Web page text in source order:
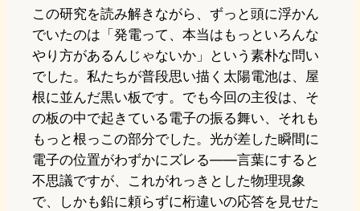
この研究を読み解きながら、ずっと頭に浮かん
でいたのは「発電って、本当はもっといろんな
やり方があるんじゃないか」という素朴な問い
でした。私たちが普段思い描く太陽電池は、屋
根に並んだ黒い板です。でも今回の主役は、そ
の板の中で起きている電子の振る舞い、それも
もっと根っこの部分でした。光が差した瞬間に
電子の位置がわずかにズレる――言葉にすると
不思議ですが、これがれっきとした物理現象
で、しかも鉛に頼らずに桁違いの応答を見せた